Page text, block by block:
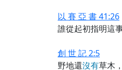
以 賽 亞 書 41:26
誰從起初指明這
創 世 記 2:5
野地還沒有草木